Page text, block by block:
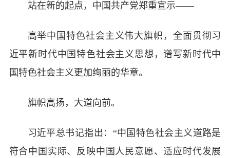
站在新的起点，中国共产党郑重宣示——
高举中国特色社会主义伟大旗帜，全面贯彻习
近平新时代中国特色社会主义思想，谱写新时代中
国特色社会主义更加绚丽的华章。
旗帜高扬，大道向前。
习近平总书记指出：“中国特色社会主义道路是
符合中国实际、反映中国人民意愿、适应时代发展